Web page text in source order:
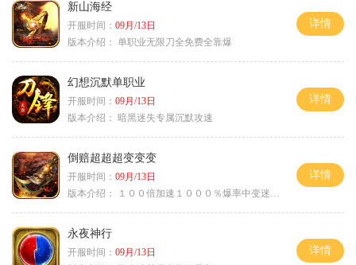
新山海经
开服时间： 09月/13日
版本介绍： 单职业无限刀全免费全靠爆
详情
幻想沉默单职业
开服时间： 09月/13日
版本介绍：
暗黑迷失专属沉默攻速
详情
倒赔超超超变变变
开服时间： 09月/13日
版本介绍：
１００倍加速１０００％爆率中变迷失单职
详情
永夜神行
开服时间： 09月/13日
详情